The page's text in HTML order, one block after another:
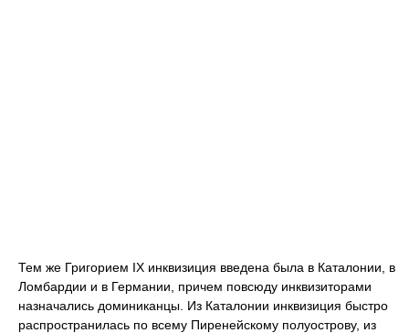
Тем же Григорием IX инквизиция введена была в Каталонии, в
Ломбардии и в Германии, причем повсюду инквизиторами
назначались доминиканцы. Из Каталонии инквизиция быстро
распространилась по всему Пиренейскому полуострову, из